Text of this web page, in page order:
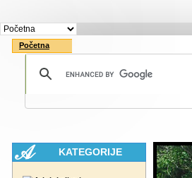
Početna
KATEGORIJE